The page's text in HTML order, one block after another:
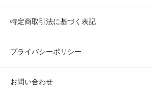
特定商取引法に基づく表記
プライバシーポリシー
お問い合わせ